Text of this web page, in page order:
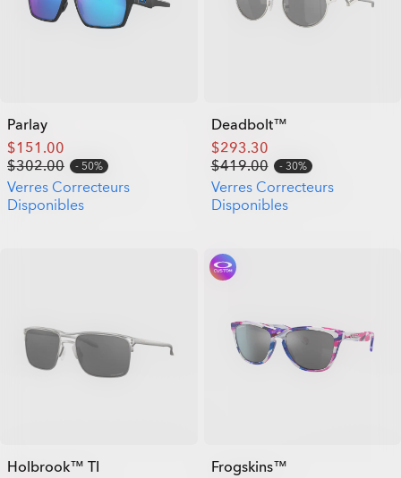
Parlay
$151.00
$302.00
50%
Verres Correcteurs
Disponibles
Deadbolt™
$293.30
$419.00
30%
Verres Correcteurs
Disponibles
Holbrook™ TI
Frogskins™